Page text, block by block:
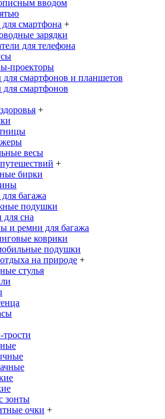
вводом
смартфона +
зарядки
для телефона
проекторы
смартфонов и планшетов
смартфонов
+
весы
+
бирки
багажа
подушки
сна
и ремни для багажа
коврики
подушки
на природе +
стулья
зонты
очки +